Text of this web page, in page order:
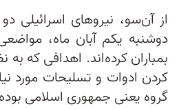
از آن‌سو، نیروهای اسرائیلی
دوشنبه یکم آبان ماه،
بمباران کرده‌اند. اهدافی که
کردن ادوات و تسلیحات مورد
گروه یعنی جمهوری اسلامی